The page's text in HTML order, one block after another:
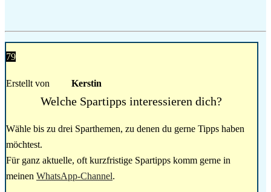
79
Erstellt von Kerstin
Welche Spartipps interessieren dich?
Wähle bis zu drei Sparthemen, zu denen du gerne Tipps haben
möchtest.
Für ganz aktuelle, oft kurzfristige Spartipps komm gerne in
meinen WhatsApp-Channel.